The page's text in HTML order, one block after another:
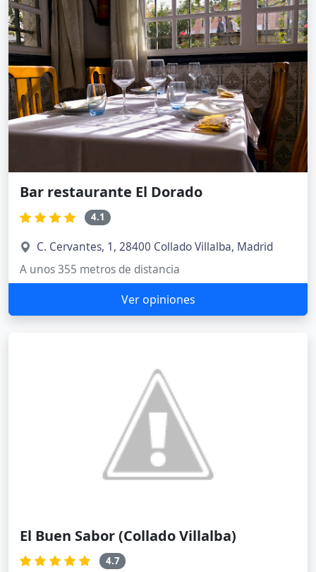
Bar restaurante El Dorado
4.1
C. Cervantes, 1, 28400 Collado Villalba, Madrid
A unos 355 metros de distancia
Ver opiniones
El Buen Sabor (Collado Villalba)
4.7